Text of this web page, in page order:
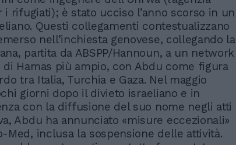
i rifugiati); è stato ucciso l’anno scorso in un
Questi collegamenti contestualizzano
nell’inchiesta genovese, collegando la
partita da ABSPP/Hannoun, a un network
di Hamas più ampio, con Abdu come figura
tra Italia, Turchia e Gaza. Nel maggio
giorni dopo il divieto israeliano e in
con la diffusione del suo nome negli atti
Abdu ha annunciato «misure eccezionali»
Med, inclusa la sospensione delle attività.